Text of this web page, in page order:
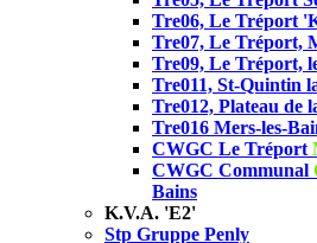
Tre06, Le Tréport
Tre07, Le Tréport,
Tre09, Le Tréport,
Tre011, St-Quintin
Tre012, Plateau de
Tre016 Mers-les-
CWGC Le Tréport
CWGC Communal
Bains
K.V.A. 'E2'
Stp Gruppe Penly